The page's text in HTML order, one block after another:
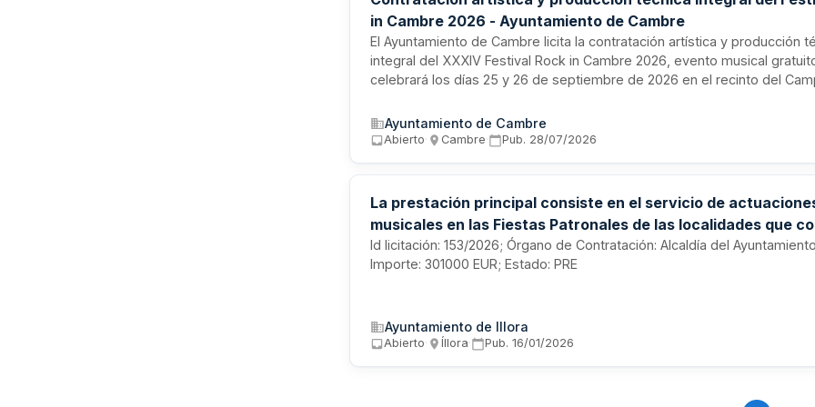
in Cambre 2026 - Ayuntamiento de Cambre
El Ayuntamiento de Cambre licita la contratación artística y producción
integral del XXXIV Festival Rock in Cambre 2026, evento musical
celebrará los días 25 y 26 de septiembre de 2026 en el recinto del
locales seleccionados mediante batalla de bandas, y toda la
necesaria para la correcta ejecución del festival, celebrado
Ayuntamiento de Cambre
Abierto· Cambre· Pub. 28/07/2026
La prestación principal consiste en el servicio de
musicales en las Fiestas Patronales de las localidades que
municipio de Íllora y Feria del Ganado en 2026. Se establece
prestación accesoria de la principal la instalación, gestión y
Id licitación: 153/2026; Órgano de Contratación: Alcaldía del
Importe: 301000 EUR; Estado: PRE
Ayuntamiento de Illora
Abierto· Íllora· Pub.16/01/2026